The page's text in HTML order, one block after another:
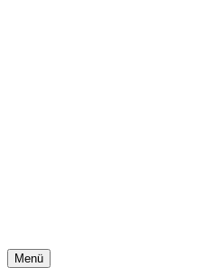
Menü